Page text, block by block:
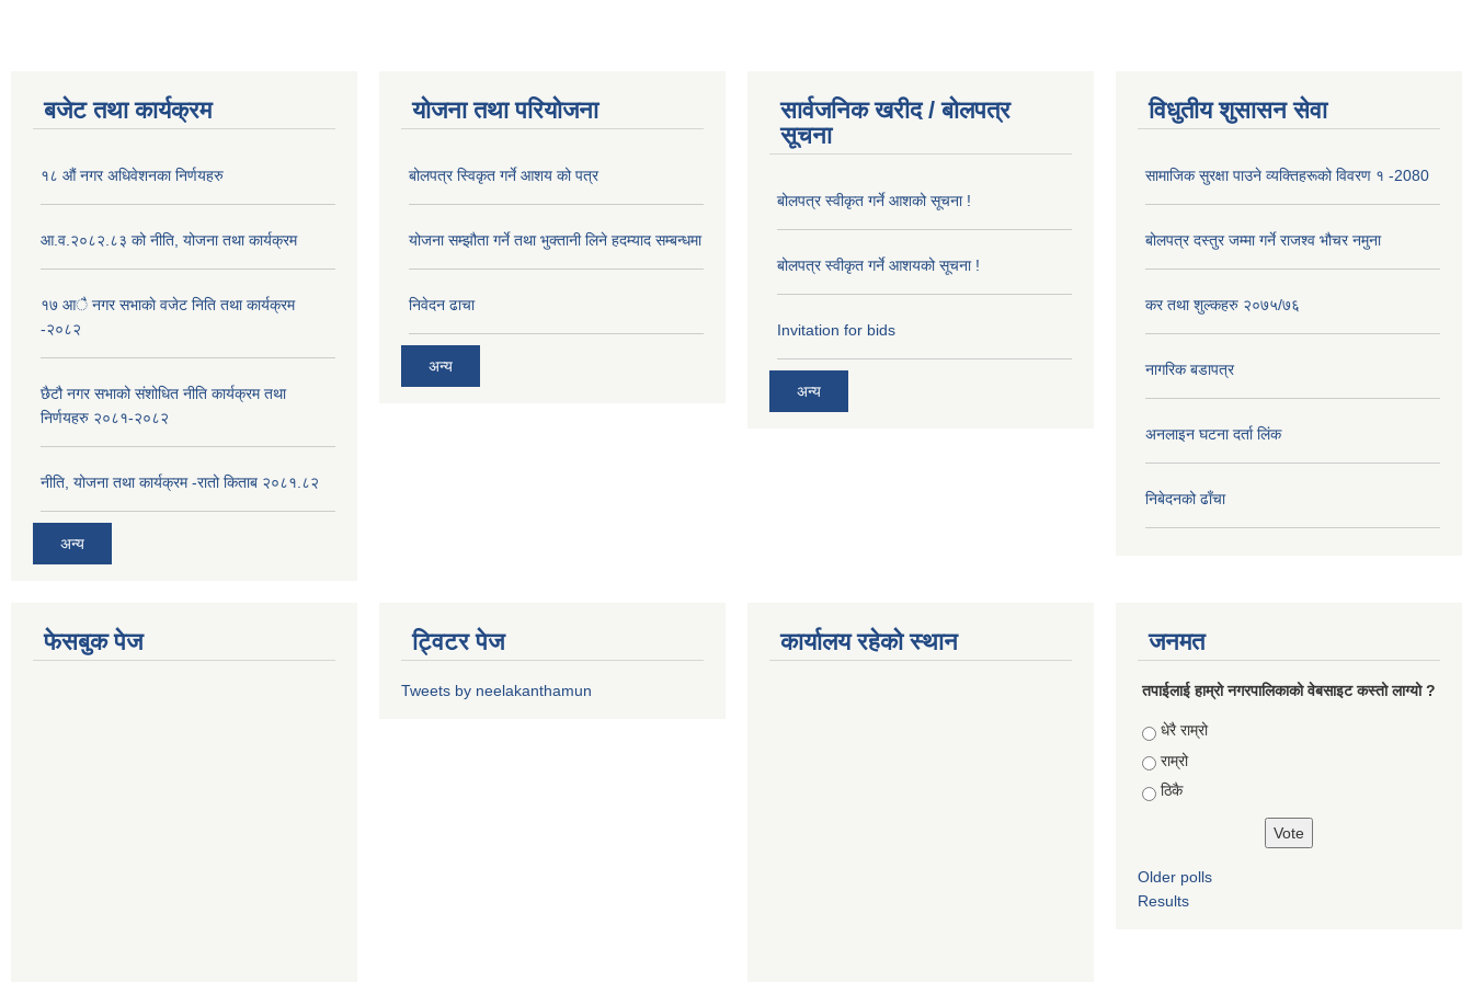
बजेट तथा कार्यक्रम
१८ औं नगर अधिवेशनका निर्णयहरु
आ.व.२०८२.८३ को नीति, योजना तथा कार्यक्रम
१७ आै नगर सभाकाे वजेट निति तथा कार्यक्रम
-२०८२
छैटौ नगर सभाको संशोधित नीति कार्यक्रम तथा
निर्णयहरु २०८१-२०८२
नीति, योजना तथा कार्यक्रम -रातो किताब २०८१.८२
अन्य
योजना तथा परियोजना
बोलपत्र स्विकृत गर्ने आशय को पत्र
योजना सम्झौता गर्ने तथा भुक्तानी लिने हदम्याद सम्बन्धमा
निवेदन ढाचा
अन्य
सार्वजनिक खरीद / बोलपत्र
सूचना
बोलपत्र स्वीकृत गर्ने आशको सूचना !
बोलपत्र स्वीकृत गर्ने आशयको सूचना !
Invitation for bids
अन्य
विधुतीय शुसासन सेवा
सामाजिक सुरक्षा पाउने व्यक्तिहरूको विवरण १ -2080
बोलपत्र दस्तुर जम्मा गर्ने राजश्व भौचर नमुना
कर तथा शुल्कहरु २०७५/७६
नागरिक बडापत्र
अनलाइन घटना दर्ता लिंक
निबेदनको ढाँचा
फेसबुक पेज ट्विटर पेज
Tweets by neelakanthamun
कार्यालय रहेको स्थान जनमत
तपाईलाई हाम्रो नगरपालिकाको वेबसाइट कस्तो लाग्यो ?
Choices
धेरै राम्रो
राम्रो
ठिकै
Older polls
Results